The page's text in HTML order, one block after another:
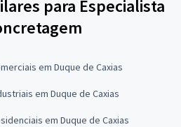
para Especialista
em Duque de Caxias
em Duque de Caxias
em Duque de Caxias